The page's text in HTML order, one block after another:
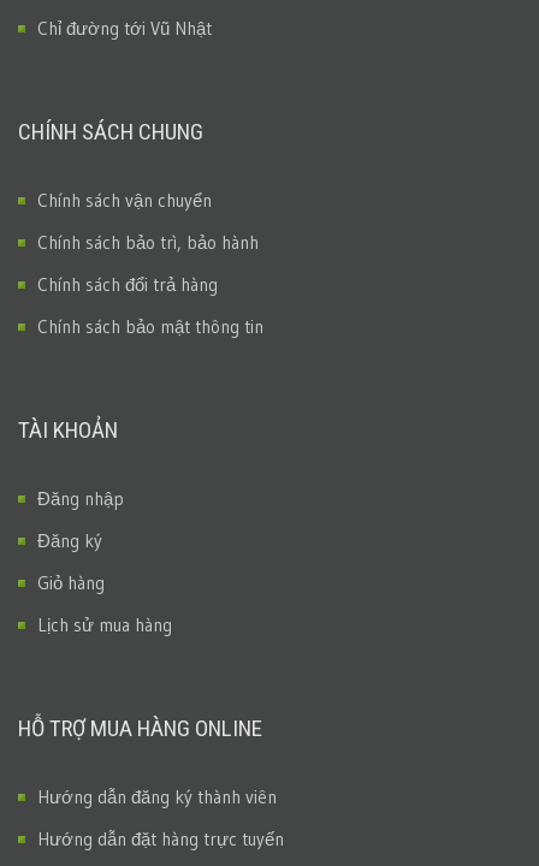
Chỉ đường tới Vũ Nhật
CHÍNH SÁCH CHUNG
Chính sách vận chuyển
Chính sách bảo trì, bảo hành
Chính sách đổi trả hàng
Chính sách bảo mật thông tin
TÀI KHOẢN
Đăng nhập
Đăng ký
Giỏ hàng
Lịch sử mua hàng
HỖ TRỢ MUA HÀNG ONLINE
Hướng dẫn đăng ký thành viên
Hướng dẫn đặt hàng trực tuyến